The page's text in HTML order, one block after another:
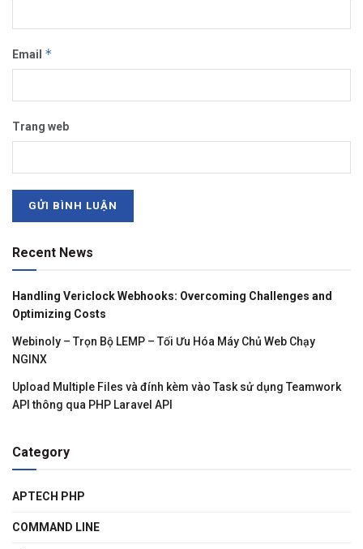
Email *
Trang web
Recent News
Handling Vericlock Webhooks: Overcoming Challenges and
Optimizing Costs
Webinoly – Trọn Bộ LEMP – Tối Ưu Hóa Máy Chủ Web Chạy
NGINX
Upload Multiple Files và đính kèm vào Task sử dụng Teamwork
API thông qua PHP Laravel API
Category
APTECH PHP
COMMAND LINE